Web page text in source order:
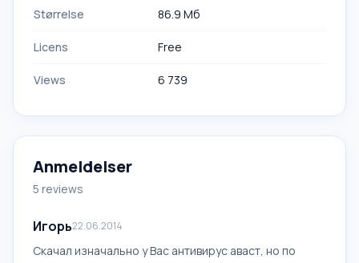
Størrelse 86.9 Mб
Licens Free
Views 6 739
Anmeldelser
5 reviews
Игорь22.06.2014
Скачал изначально у Вас антивирус аваст, но по